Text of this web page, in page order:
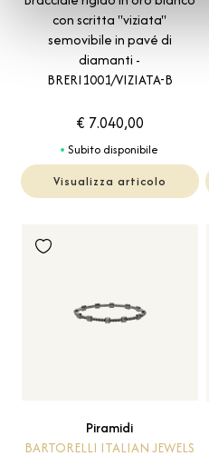
con scritta "viziata"
semovibile in pavé di
diamanti -
BRERI1001/VIZIATA-B
€ 7.040,00
Subito disponibile
Visualizza articolo
Piramidi
BARTORELLI ITALIAN JEWELS